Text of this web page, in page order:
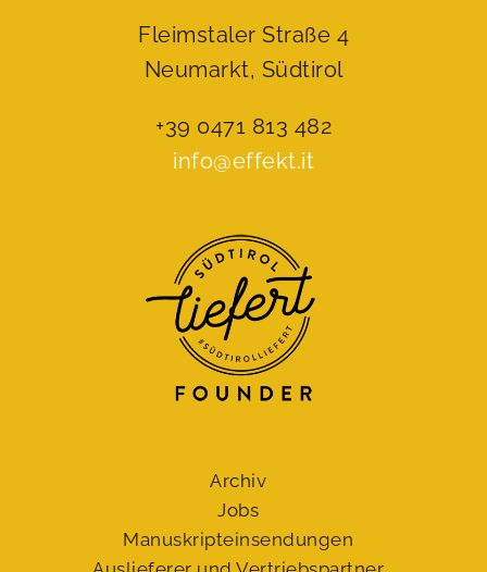
Fleimstaler Straße 4
Neumarkt, Südtirol
+39 0471 813 482
info@effekt.it
Archiv
Jobs
Manuskript­einsendungen